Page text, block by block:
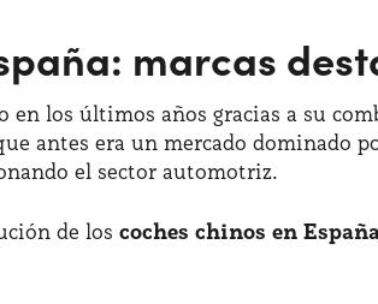
marcas
en los últimos años gracias a su
antes era un mercado dominado
el sector automotriz.
de los coches chinos en